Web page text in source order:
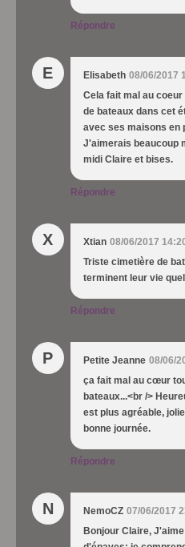
Répondre
E Elisabeth 08/06/2017
Cela fait mal au
de bateaux dans cet
avec ses maisons en
J'aimerais beaucoup
midi Claire et bises.
Répondre
X Xtian 08/06/2017
Triste cimetière de
terminent leur vie
Répondre
P Petite Jeanne 08/06/
ça fait mal au cœur
bateaux...<br />
est plus agréable,
bonne journée.
Répondre
N NemoCZ 07/06/2017
Bonjour Claire,